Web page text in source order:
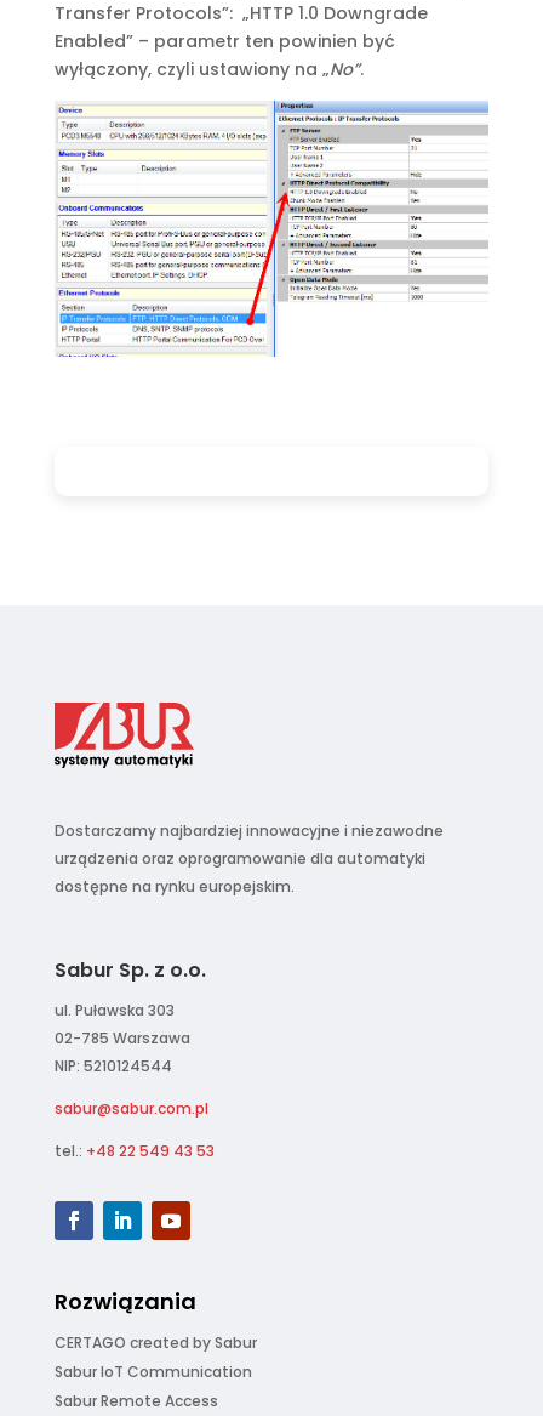
Transfer Protocols”: „HTTP 1.0 Downgrade
Enabled” – parametr ten powinien być
wyłączony, czyli ustawiony na „No”.
Dostarczamy najbardziej innowacyjne i niezawodne
urządzenia oraz oprogramowanie dla automatyki
dostępne na rynku europejskim.
Sabur Sp. z o.o.
ul. Puławska 303
02-785 Warszawa
NIP: 5210124544
sabur@sabur.com.pl
tel.: +48 22 549 43 53
Rozwiązania
CERTAGO created by Sabur
Sabur IoT Communication
Sabur Remote Access